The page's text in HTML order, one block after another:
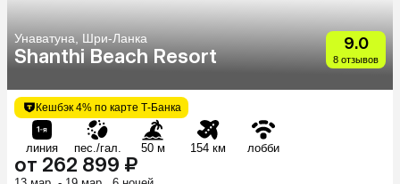
Унаватуна, Шри-Ланка
Shanthi Beach Resort
9.0
8 отзывов
Кешбэк 4% по карте Т-Банка
линия пес./гал. 50 м 154 км лобби
от 262 899 ₽